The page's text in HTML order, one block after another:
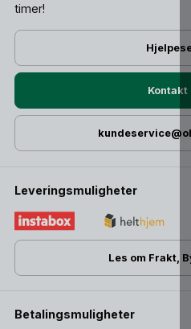
timer!
Kontakt
Leveringsmuligheter
Les om Frakt,
Betalingsmuligheter